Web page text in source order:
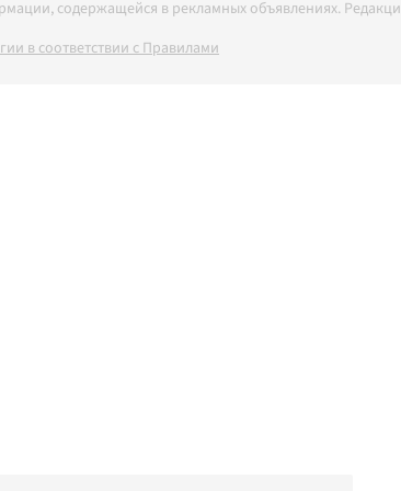
содержащейся в рекламных объявлениях.
в соответствии с Правилами